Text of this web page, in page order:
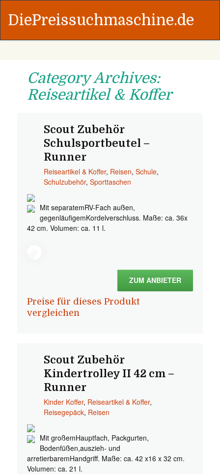
DiePreissuchmaschine.de
Category Archives:
Reiseartikel & Koffer
Scout Zubehör
Schulsportbeutel –
Runner
Reiseartikel & Koffer, Reisen, Schule,
Schulzubehör, Sporttaschen
Mit separatemRV-Fach außen,
gegenläufigemKordelverschluss. Maße: ca. 36x
42 cm. Volumen: ca. 11 l.
ZUM ANBIETER
Preise für dieses Produkt
vergleichen
Scout Zubehör
Kindertrolley II 42 cm –
Runner
Kinder Koffer, Reiseartikel & Koffer,
Reisegepäck, Reisen
Mit großemHauptfach, Packgurten,
Bodenfüßen,auszieh- und
arretierbaremHandgriff. Maße: ca. 42 x16 x 32 cm.
Volumen: ca. 21 l.